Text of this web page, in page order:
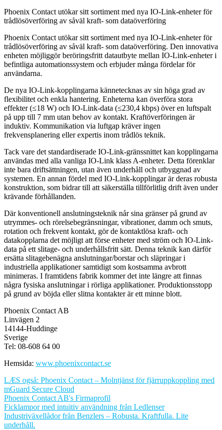
Phoenix Contact utökar sitt sortiment med nya IO-Link-enheter för
trådlösöverföring av såväl kraft- som dataöverföring
Phoenix Contact utökar sitt sortiment med nya IO-Link-enheter för
trådlösöverföring av såväl kraft- som dataöverföring. Den innovativa
enheten möjliggör beröringsfritt datautbyte mellan IO-Link-enheter i
befintliga automationssystem och erbjuder många fördelar för
användarna.
De nya IO-Link-kopplingarna kännetecknas av sin höga grad av
flexibilitet och enkla hantering. Enheterna kan överföra stora
effekter (≤18 W) och IO-Link-data (≤230,4 kbps) över en luftspalt
på upp till 7 mm utan behov av kontakt. Kraftöverföringen är
induktiv. Kommunikation via luftgap kräver ingen
frekvensplanering eller expertis inom trådlös teknik.
Tack vare det standardiserade IO-Link-gränssnittet kan kopplingarna
användas med alla vanliga IO-Link klass A-enheter. Detta förenklar
inte bara driftsättningen, utan även underhåll och utbyggnad av
systemen. En annan fördel med IO-Link-kopplingar är deras robusta
konstruktion, som bidrar till att säkerställa tillförlitlig drift även under
krävande förhållanden.
Där konventionell anslutningsteknik når sina gränser på grund av
utrymmes- och rörelsebegränsningar, vibrationer, damm och smuts,
rotation och frekvent kontakt, gör de kontaktlösa kraft- och
datakopplarna det möjligt att förse enheter med ström och IO-Link-
data på ett slitage- och underhållsfritt sätt. Denna teknik kan därför
ersätta slitagebenägna anslutningar/borstar och släpringar i
industriella applikationer samtidigt som kostsamma avbrott
minimeras. I framtidens fabrik kommer det inte längre att finnas
några fysiska anslutningar i rörliga applikationer. Produktionsstopp
på grund av böjda eller slitna kontakter är ett minne blott.
Phoenix Contact AB
Linvägen 2
14144-Huddinge
Sverige
Tel: 08-608 64 00
Hemsida: www.phoenixcontact.se
LÆS også: Phoenix Contact – Molntjänst för fjärruppkoppling med
mGuard Secure Cloud
Phoenix Contact AB's Firmaprofil
Inläggsnavigering
Ficklampor med intuitiv användning från Ledlenser
Industriväxellådor från Benzlers – Robusta. Kraftfulla. Lite
underhåll.